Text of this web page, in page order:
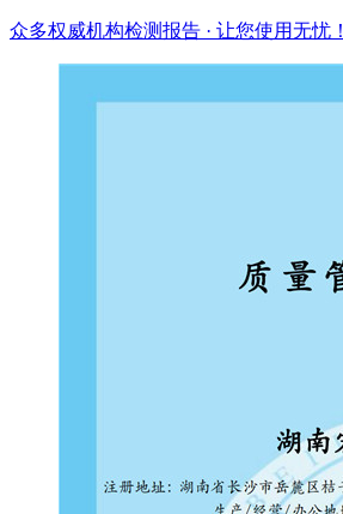
众多权威机构检测报告 · 让您使用无忧！